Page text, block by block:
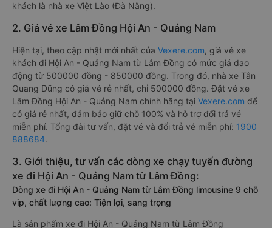
khách là nhà xe Việt Lào (Đà Nẵng).
2. Giá vé xe Lâm Đồng Hội An - Quảng Nam
Hiện tại, theo cập nhật mới nhất của Vexere.com, giá vé xe
khách đi Hội An - Quảng Nam từ Lâm Đồng có mức giá dao
động từ 500000 đồng - 850000 đồng. Trong đó, nhà xe Tân
Quang Dũng có giá vé rẻ nhất, chỉ 500000 đồng. Đặt vé xe
Lâm Đồng Hội An - Quảng Nam chính hãng tại Vexere.com để
có giá rẻ nhất, đảm bảo giữ chỗ 100% và hỗ trợ đổi trả vé
miễn phí. Tổng đài tư vấn, đặt vé và đổi trả vé miễn phí: 1900
888684.
3. Giới thiệu, tư vấn các dòng xe chạy tuyến đường
xe đi Hội An - Quảng Nam từ Lâm Đồng:
Dòng xe đi Hội An - Quảng Nam từ Lâm Đồng limousine 9 chỗ
vip, chất lượng cao: Tiện lợi, sang trọng
Là sản phẩm xe đi Hội An - Quảng Nam từ Lâm Đồng